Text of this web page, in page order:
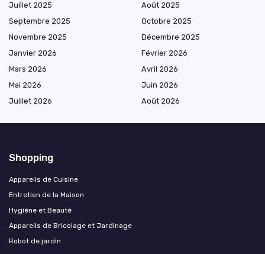
Juillet 2025
Août 2025
Septembre 2025
Octobre 2025
Novembre 2025
Décembre 2025
Janvier 2026
Février 2026
Mars 2026
Avril 2026
Mai 2026
Juin 2026
Juillet 2026
Août 2026
Shopping
Appareils de Cuisine
Entretien de la Maison
Hygiène et Beauté
Appareils de Bricolage et Jardinage
Robot de jardin